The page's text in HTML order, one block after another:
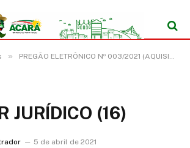
» PREGÃO ELETRÔNICO Nº 003/2021 (AQUISIÇÃO DE GÊNEROS ALIMENTÍCIOS PARA ELABORAÇÃO DE KITS)
JURÍDICO (16)
5 de abril de 2021